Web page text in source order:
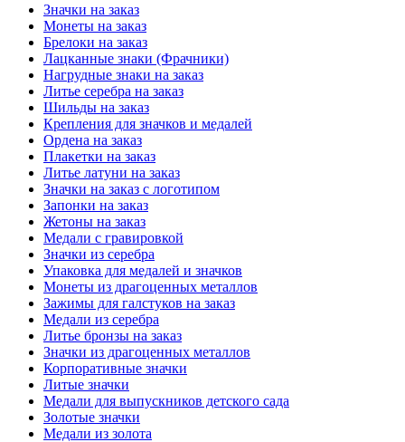
Значки на заказ
Монеты на заказ
Брелоки на заказ
Лацканные знаки (Фрачники)
Нагрудные знаки на заказ
Литье серебра на заказ
Шильды на заказ
Крепления для значков и медалей
Ордена на заказ
Плакетки на заказ
Литье латуни на заказ
Значки на заказ с логотипом
Запонки на заказ
Жетоны на заказ
Медали с гравировкой
Значки из серебра
Упаковка для медалей и значков
Монеты из драгоценных металлов
Зажимы для галстуков на заказ
Медали из серебра
Литье бронзы на заказ
Значки из драгоценных металлов
Корпоративные значки
Литые значки
Медали для выпускников детского сада
Золотые значки
Медали из золота